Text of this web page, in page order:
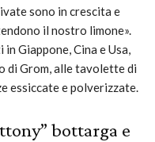
sono in crescita e
il nostro limone».
in Giappone, Cina e Usa,
di Grom, alle tavolette di
essiccate e polverizzate.
bottarga e